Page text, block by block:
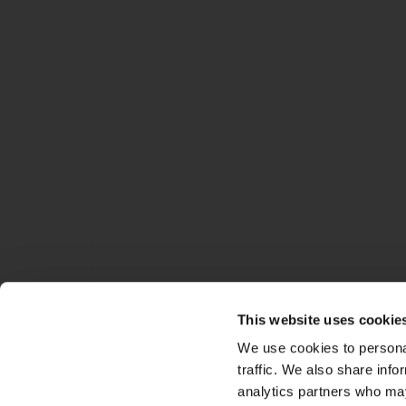
This website uses
We use cookies to
traffic. We also share
analytics partners who